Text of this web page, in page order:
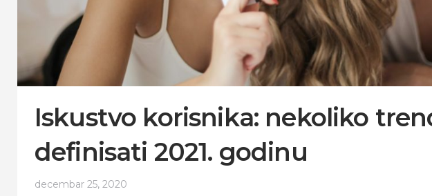
Iskustvo korisnika: nekoliko
definisati 2021. godinu
decembar 25, 2020